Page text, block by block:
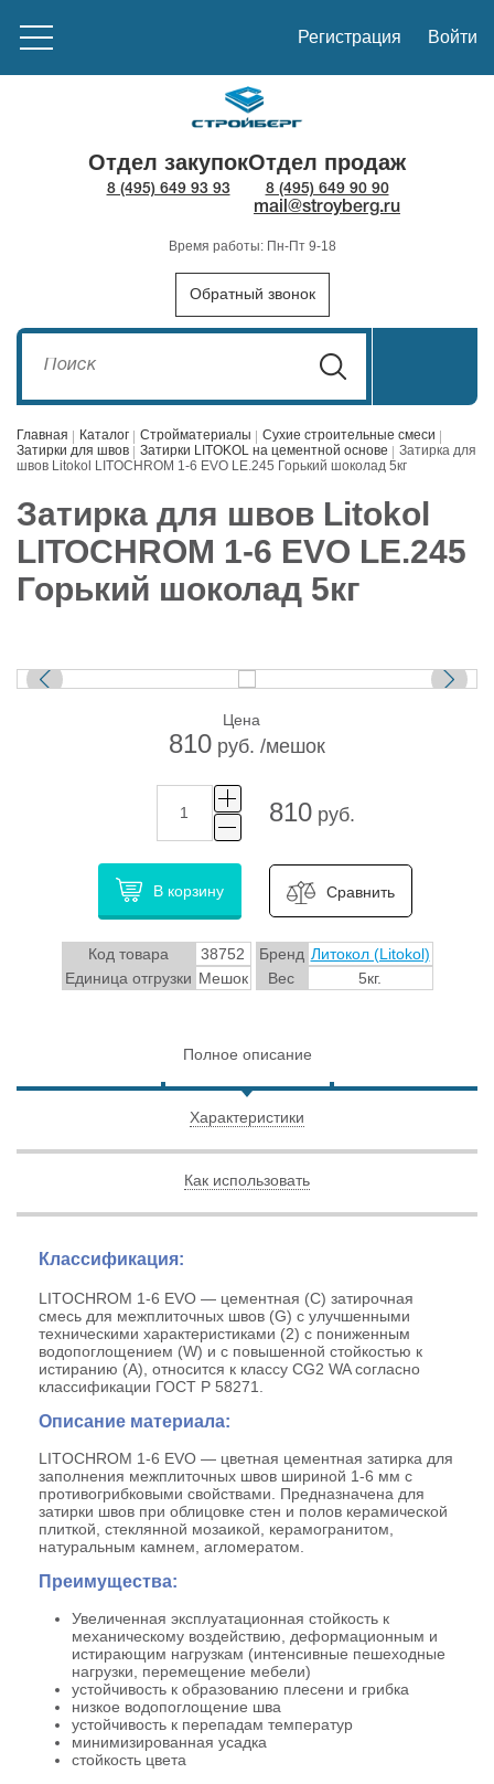
Регистрация Войти
Отдел закупок
8 (495) 649 93 93
Отдел продаж
8 (495) 649 90 90
mail@stroyberg.ru
Время работы: Пн-Пт 9-18
Обратный звонок
Главная Каталог Стройматериалы
Сухие строительные смеси
Затирки для швов
Затирки LITOKOL на цементной основе
Затирка для
швов Litokol LITOCHROM 1-6 EVO LE.245 Горький шоколад 5кг
Затирка для швов Litokol
LITOCHROM 1-6 EVO LE.245
Горький шоколад 5кг
Цена
810 руб. /мешок
810руб.
В корзину Сравнить
Код товара 38752 Бренд Литокол (Litokol)
Единица отгрузки Мешок Вес 5кг.
Полное описание
Характеристики
Как использовать
Классификация:
LITOCHROM 1-6 EVO — цементная (С) затирочная
смесь для межплиточных швов (G) с улучшенными
техническими характеристиками (2) с пониженным
водопоглощением (W) и с повышенной стойкостью к
истиранию (A), относится к классу CG2 WA согласно
классификации ГОСТ Р 58271.
Описание материала:
LITOCHROM 1-6 EVO — цветная цементная затирка для
заполнения межплиточных швов шириной 1-6 мм с
противогрибковыми свойствами. Предназначена для
затирки швов при облицовке стен и полов керамической
плиткой, стеклянной мозаикой, керамогранитом,
натуральным камнем, агломератом.
Преимущества:
Увеличенная эксплуатационная стойкость к
механическому воздействию, деформационным и
истирающим нагрузкам (интенсивные пешеходные
нагрузки, перемещение мебели)
устойчивость к образованию плесени и грибка
низкое водопоглощение шва
устойчивость к перепадам температур
минимизированная усадка
стойкость цвета